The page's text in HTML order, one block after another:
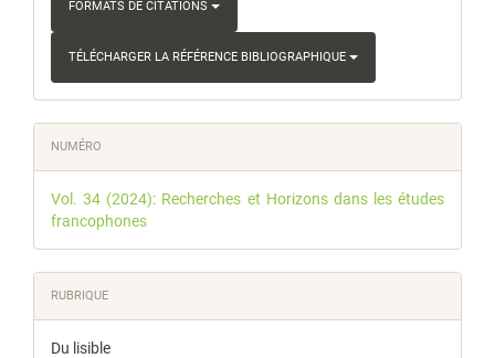
FORMATS DE CITATIONS
TÉLÉCHARGER LA RÉFÉRENCE BIBLIOGRAPHIQUE
NUMÉRO
Vol. 34 (2024): Recherches et Horizons dans les études
francophones
RUBRIQUE
Du lisible